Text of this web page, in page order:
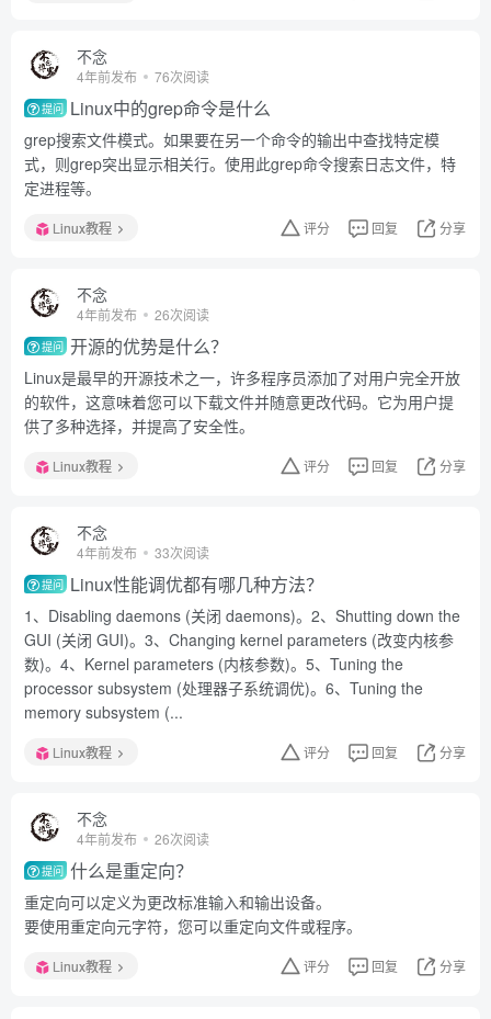
不念
4年前发布 76次阅读
提问 Linux中的grep命令是什么
grep搜索文件模式。如果要在另一个命令的输出中查找特定模
式，则grep突出显示相关行。使用此grep命令搜索日志文件，特
定进程等。
Linux教程 评分 回复 分享
不念
4年前发布 26次阅读
提问 开源的优势是什么？
Linux是最早的开源技术之一，许多程序员添加了对用户完全开放
的软件，这意味着您可以下载文件并随意更改代码。它为用户提
供了多种选择，并提高了安全性。
Linux教程 评分 回复 分享
不念
4年前发布 33次阅读
提问 Linux性能调优都有哪几种方法？
1、Disabling daemons (关闭 daemons)。2、Shutting down the
GUI (关闭 GUI)。3、Changing kernel parameters (改变内核参
数)。4、Kernel parameters (内核参数)。5、Tuning the
processor subsystem (处理器子系统调优)。6、Tuning the
memory subsystem (...
Linux教程 评分 回复 分享
不念
4年前发布 26次阅读
提问 什么是重定向？
重定向可以定义为更改标准输入和输出设备。
要使用重定向元字符，您可以重定向文件或程序。
Linux教程 评分 回复 分享